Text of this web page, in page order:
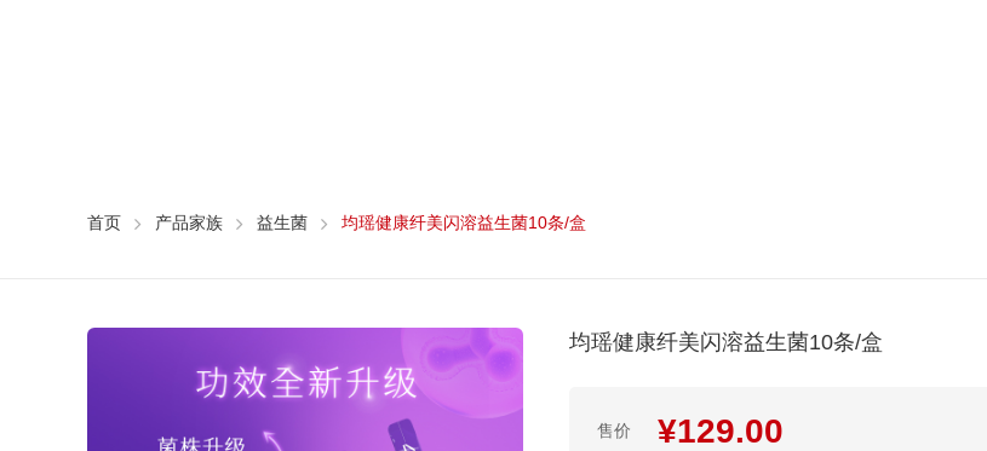
首页 产品家族 益生菌 均瑶健康纤美闪溶益生菌10条/盒
均瑶健康纤美闪溶益生菌10条/盒
售价 ¥129.00